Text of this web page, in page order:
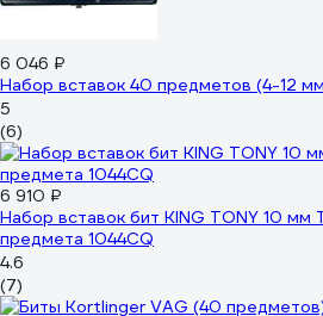
6 046 ₽
Набор вставок 40 предметов (4-12
5
(6)
6 910 ₽
Набор вставок бит KING TONY 10 мм
предмета 1044CQ
4.6
(7)